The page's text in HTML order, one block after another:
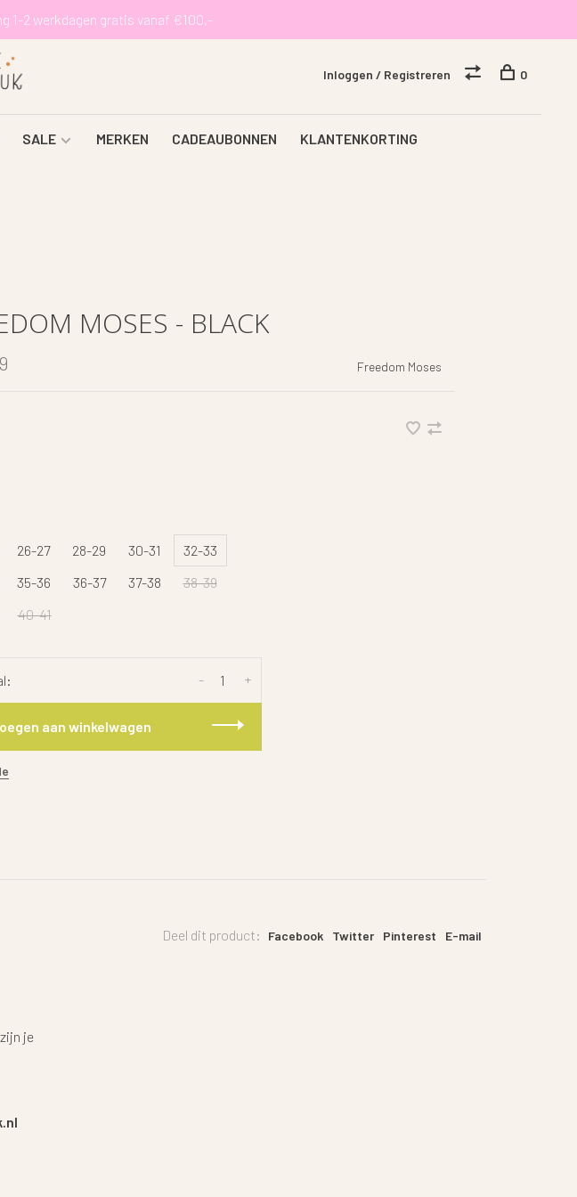
1-2 werkdagen gratis vanaf €100,-
SALE MERKEN CADEAUBONNEN KLANTENKORTING
Inloggen / Registreren 0
MOSES - BLACK
Freedom Moses
26-27 28-29 30-31
32-33
35-36 36-37 37-38
38-39
40-41
+
-
aan winkelwagen
Deel dit product: Facebook Twitter Pinterest E-mail
je